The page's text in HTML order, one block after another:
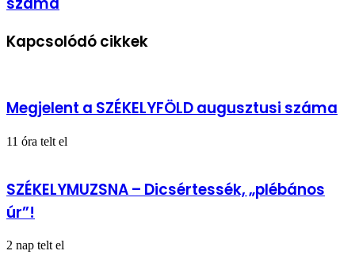
MAGYAR
száma
Kapcsolódó cikkek
Megjelent a SZÉKELYFÖLD augusztusi száma
11 óra telt el
SZÉKELYMUZSNA – Dicsértessék, „plébános
úr”!
2 nap telt el